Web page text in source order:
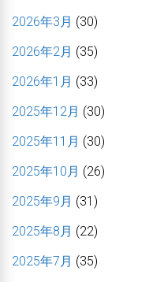
2026年3月 (30)
2026年2月 (35)
2026年1月 (33)
2025年12月 (30)
2025年11月 (30)
2025年10月 (26)
2025年9月 (31)
2025年8月 (22)
2025年7月 (35)